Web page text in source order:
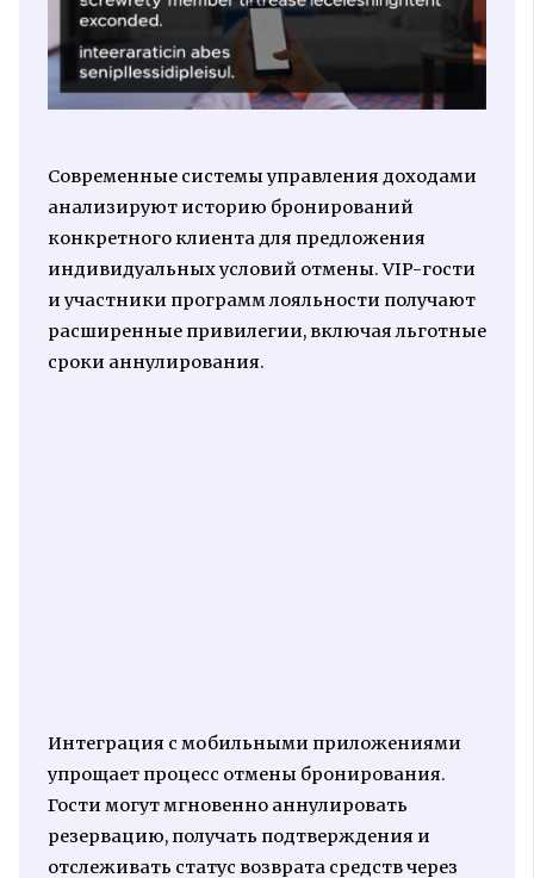
Современные системы управления доходами
анализируют историю бронирований
конкретного клиента для предложения
индивидуальных условий отмены. VIP-гости
и участники программ лояльности получают
расширенные привилегии, включая льготные
сроки аннулирования.
Интеграция с мобильными приложениями
упрощает процесс отмены бронирования.
Гости могут мгновенно аннулировать
резервацию, получать подтверждения и
отслеживать статус возврата средств через